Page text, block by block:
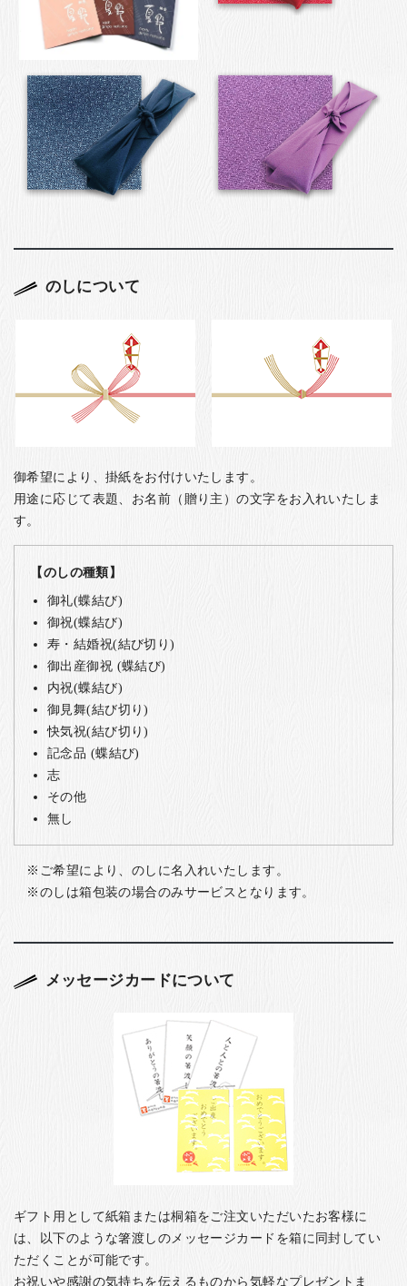
のしについて
御希望により、掛紙をお付けいたします。
用途に応じて表題、お名前（贈り主）の文字をお入れいたしま
す。
【のしの種類】
御礼(蝶結び)
御祝(蝶結び)
寿・結婚祝(結び切り)
御出産御祝 (蝶結び)
内祝(蝶結び)
御見舞(結び切り)
快気祝(結び切り)
記念品 (蝶結び)
志
その他
無し
ご希望により、のしに名入れいたします。
のしは箱包装の場合のみサービスとなります。
メッセージカードについて
ギフト用として紙箱または桐箱をご注文いただいたお客様に
は、以下のような箸渡しのメッセージカードを箱に同封してい
ただくことが可能です。
お祝いや感謝の気持ちを伝えるものから気軽なプレゼントま